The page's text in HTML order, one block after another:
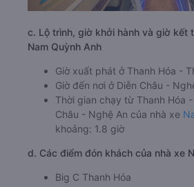
c. Lộ trình, giờ khởi hành và giờ kết
Nam Quỳnh Anh
Giờ xuất phát ở Thanh Hóa -
Giờ đến nơi ở Diễn Châu -
Thời gian chạy từ Thanh Hóa
Châu - Nghệ An của nhà xe
khoảng: 1.8 giờ
d. Các điểm đón khách của nhà xe
Big C Thanh Hóa